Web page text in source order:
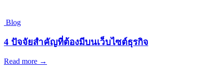
Blog
4 ปัจจัยสำคัญที่ต้องมีบนเว็บไซต์ธุรกิจ
Read more →